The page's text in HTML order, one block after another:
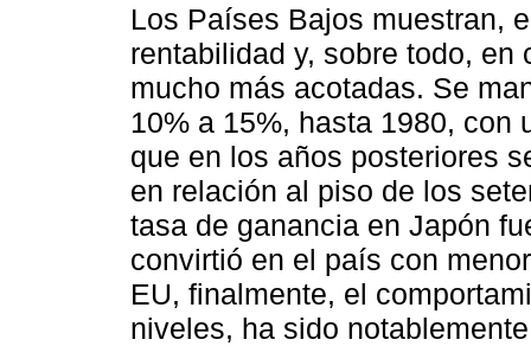
Los Países Bajos muestran,
rentabilidad y, sobre todo,
mucho más acotadas. Se
10% a 15%, hasta 1980, con
que en los años posteriores
en relación al piso de los
tasa de ganancia en Japón
convirtió en el país con
EU, finalmente, el
niveles, ha sido